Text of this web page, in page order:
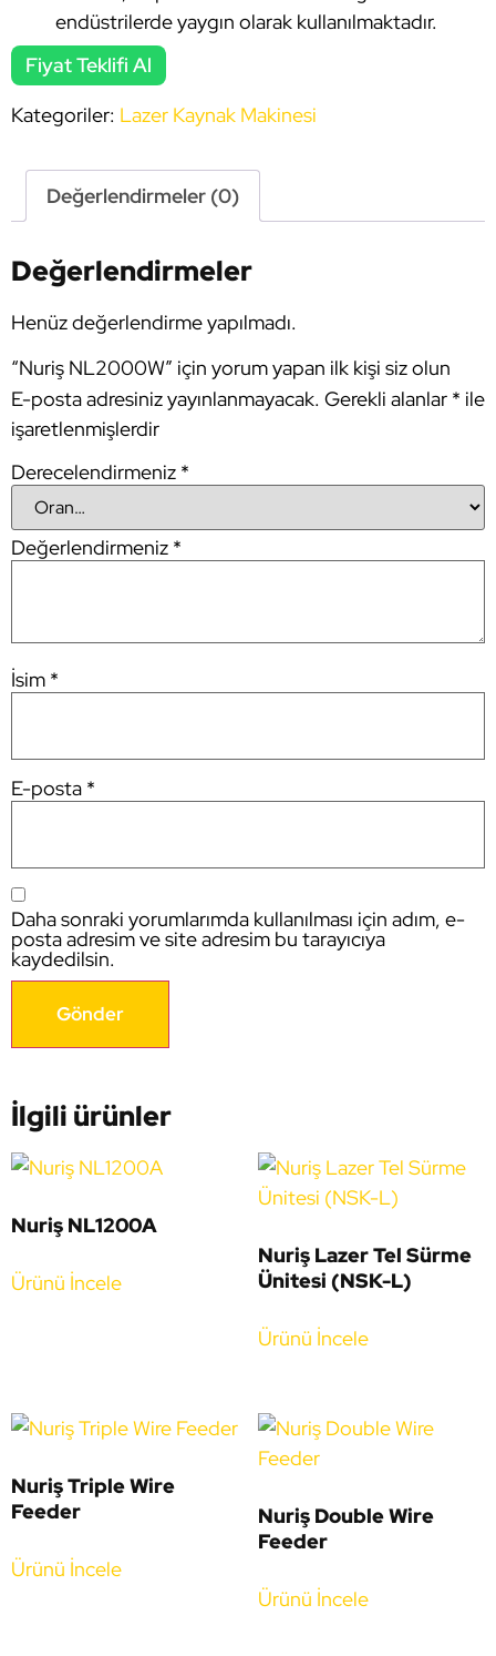
endüstrilerde yaygın olarak kullanılmaktadır.
Fiyat Teklifi Al
Kategoriler: Lazer Kaynak Makinesi
Değerlendirmeler (0)
Değerlendirmeler
Henüz değerlendirme yapılmadı.
“Nuriş NL2000W” için yorum yapan ilk kişi siz olun
E-posta adresiniz yayınlanmayacak. Gerekli alanlar * ile
işaretlenmişlerdir
Derecelendirmeniz *
Değerlendirmeniz *
İsim *
E-posta *
Daha sonraki yorumlarımda kullanılması için adım, e-
posta adresim ve site adresim bu tarayıcıya
kaydedilsin.
İlgili ürünler
Nuriş NL1200A
Ürünü İncele
Nuriş Lazer Tel Sürme
Ünitesi (NSK-L)
Ürünü İncele
Nuriş Triple Wire
Feeder
Ürünü İncele
Nuriş Double Wire
Feeder
Ürünü İncele